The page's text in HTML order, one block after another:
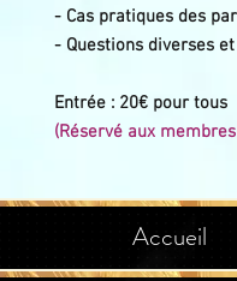
- Cas pratiques des
- Questions diverses
Entrée : 20€ pour tous
(Réservé aux
Accueil